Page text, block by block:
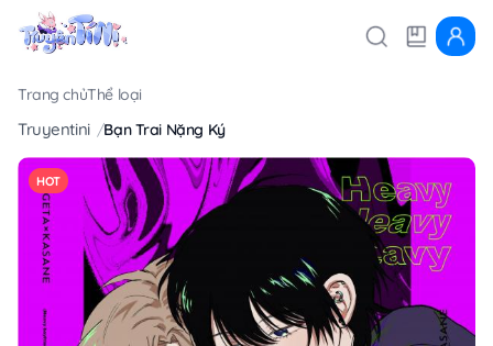
Trang chủThể loại
Truyentini Bạn Trai Nặng Ký
HOT